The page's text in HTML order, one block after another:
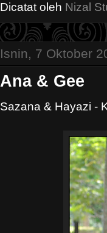
Dicatat oleh Nizal
Isnin, 7 Oktober
Ana & Gee
Sazana & Hayazi -